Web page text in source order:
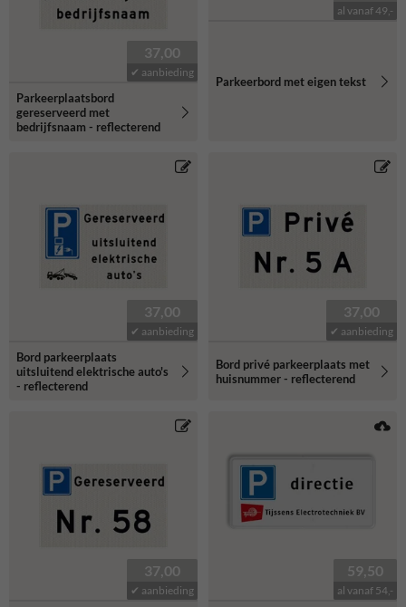
37,00
✔ aanbieding
Parkeerplaatsbord
gereserveerd met
bedrijfsnaam - reflecterend
al vanaf 49,-
Parkeerbord met eigen tekst
37,00
✔ aanbieding
Bord parkeerplaats
uitsluitend elektrische auto's
- reflecterend
37,00
✔ aanbieding
Bord privé parkeerplaats met
huisnummer - reflecterend
37,00
✔ aanbieding
59,50
al vanaf 54,-